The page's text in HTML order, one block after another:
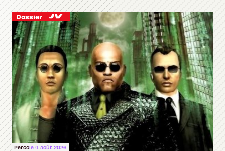
Dossier
Percole 4 août 2026